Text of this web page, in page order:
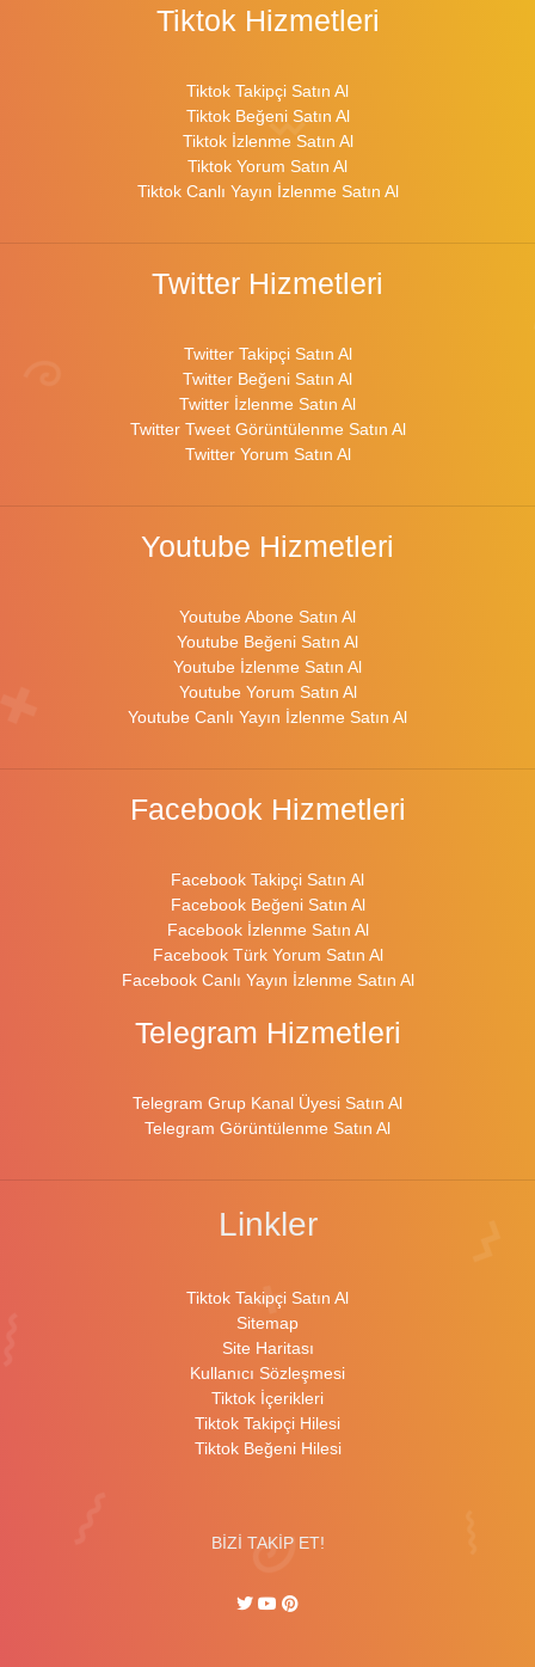
Tiktok Hizmetleri
Tiktok Takipçi Satın Al
Tiktok Beğeni Satın Al
Tiktok İzlenme Satın Al
Tiktok Yorum Satın Al
Tiktok Canlı Yayın İzlenme Satın Al
Twitter Hizmetleri
Twitter Takipçi Satın Al
Twitter Beğeni Satın Al
Twitter İzlenme Satın Al
Twitter Tweet Görüntülenme Satın Al
Twitter Yorum Satın Al
Youtube Hizmetleri
Youtube Abone Satın Al
Youtube Beğeni Satın Al
Youtube İzlenme Satın Al
Youtube Yorum Satın Al
Youtube Canlı Yayın İzlenme Satın Al
Facebook Hizmetleri
Facebook Takipçi Satın Al
Facebook Beğeni Satın Al
Facebook İzlenme Satın Al
Facebook Türk Yorum Satın Al
Facebook Canlı Yayın İzlenme Satın Al
Telegram Hizmetleri
Telegram Grup Kanal Üyesi Satın Al
Telegram Görüntülenme Satın Al
Linkler
Tiktok Takipçi Satın Al
Sitemap
Site Haritası
Kullanıcı Sözleşmesi
Tiktok İçerikleri
Tiktok Takipçi Hilesi
Tiktok Beğeni Hilesi
BİZİ TAKİP ET!